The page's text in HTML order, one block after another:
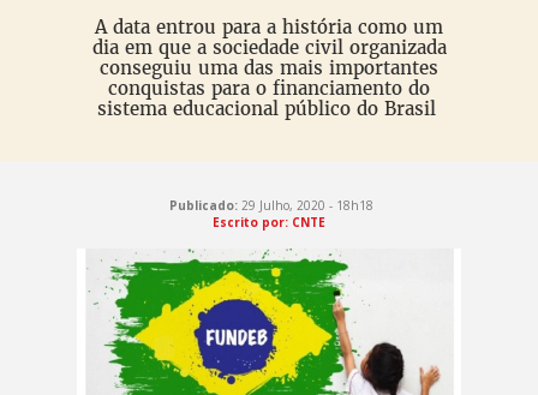
A data entrou para a história como um
dia em que a sociedade civil organizada
conseguiu uma das mais importantes
conquistas para o financiamento do
sistema educacional público do Brasil
Publicado:29 Julho, 2020 - 18h18
Escrito por: CNTE